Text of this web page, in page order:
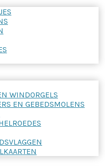
WINDORGELS
EN GEBEDSMOLENS